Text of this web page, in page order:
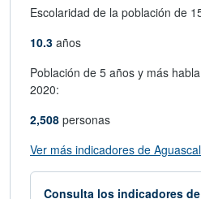
Escolaridad de la población de
10.3 años
Población de 5 años y más
2020:
2,508 personas
Ver más indicadores de
Consulta los indicadores